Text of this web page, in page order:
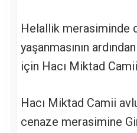
Helallik merasiminde
yaşanmasının
için Hacı Miktad
Hacı Miktad Camii
cenaze merasimine